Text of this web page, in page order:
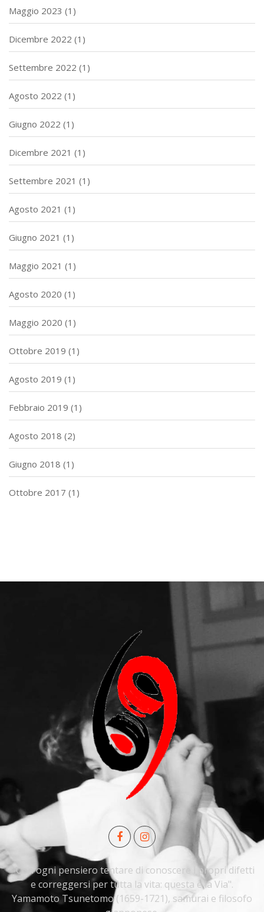
Maggio 2023 (1)
Dicembre 2022 (1)
Settembre 2022 (1)
Agosto 2022 (1)
Giugno 2022 (1)
Dicembre 2021 (1)
Settembre 2021 (1)
Agosto 2021 (1)
Giugno 2021 (1)
Maggio 2021 (1)
Agosto 2020 (1)
Maggio 2020 (1)
Ottobre 2019 (1)
Agosto 2019 (1)
Febbraio 2019 (1)
Agosto 2018 (2)
Giugno 2018 (1)
Ottobre 2017 (1)
" Con ogni pensiero tentare di conoscere i propri difetti
e correggersi per tutta la vita: questa è la Via".
Yamamoto Tsunetomo (1659-1721), samurai e filosofo